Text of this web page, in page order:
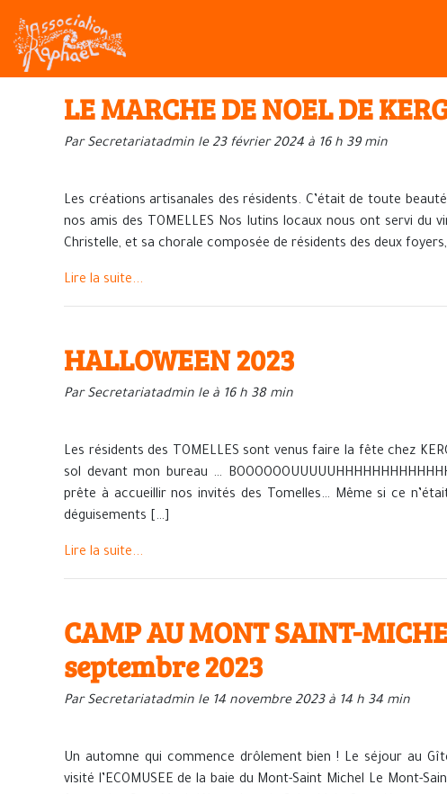
LE MARCHE DE NOEL DE
Par Secretariatadmin le 23 février 2024 à 16 h 39 min
Les créations artisanales des résidents. C’était de toute
nos amis des TOMELLES Nos lutins locaux nous ont servi du
Christelle, et sa chorale composée de résidents des deux
Lire la suite...
HALLOWEEN 2023
Par Secretariatadmin le à 16 h 38 min
Les résidents des TOMELLES sont venus faire la fête chez
sol devant mon bureau …
prête à accueillir nos invités des Tomelles… Même si ce
déguisements […]
Lire la suite...
CAMP AU MONT SAINT-
septembre 2023
Par Secretariatadmin le 14 novembre 2023 à 14 h 34 min
Un automne qui commence drôlement bien ! Le séjour au
visité l’ECOMUSEE de la baie du Mont-Saint Michel Le Mont-